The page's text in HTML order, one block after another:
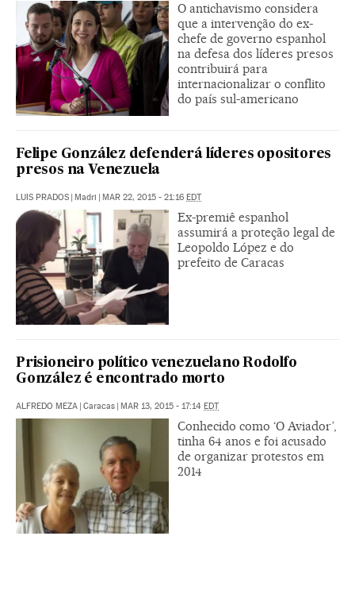
O antichavismo considera
que a intervenção do ex-
chefe de governo espanhol
na defesa dos líderes presos
contribuirá para
internacionalizar o conflito
do país sul-americano
Felipe González defenderá líderes opositores
presos na Venezuela
LUIS PRADOS Madri MAR 22, 2015 - 21:16 EDT
Ex-premiê espanhol
assumirá a proteção legal de
Leopoldo López e do
prefeito de Caracas
Prisioneiro político venezuelano Rodolfo
González é encontrado morto
ALFREDO MEZA Caracas MAR 13, 2015 - 17:14 EDT
Conhecido como ‘O Aviador’,
tinha 64 anos e foi acusado
de organizar protestos em
2014